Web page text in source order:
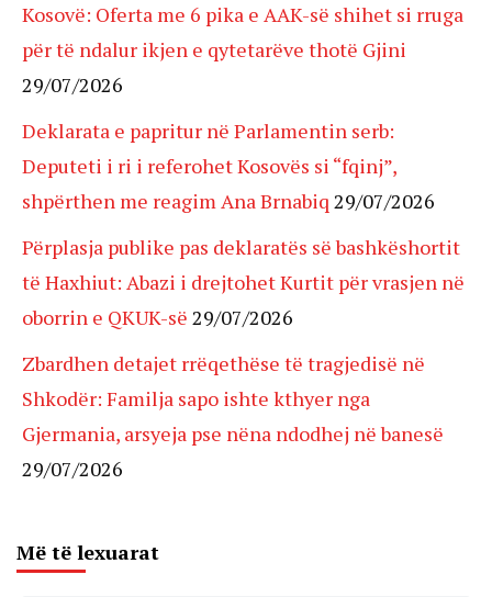
Kosovë: Oferta me 6 pika e AAK-së shihet si rruga
për të ndalur ikjen e qytetarëve thotë Gjini
29/07/2026
Deklarata e papritur në Parlamentin serb:
Deputeti i ri i referohet Kosovës si “fqinj”,
shpërthen me reagim Ana Brnabiq 29/07/2026
Përplasja publike pas deklaratës së bashkëshortit
të Haxhiut: Abazi i drejtohet Kurtit për vrasjen në
oborrin e QKUK-së 29/07/2026
Zbardhen detajet rrëqethëse të tragjedisë në
Shkodër: Familja sapo ishte kthyer nga
Gjermania, arsyeja pse nëna ndodhej në banesë
29/07/2026
Më të lexuarat